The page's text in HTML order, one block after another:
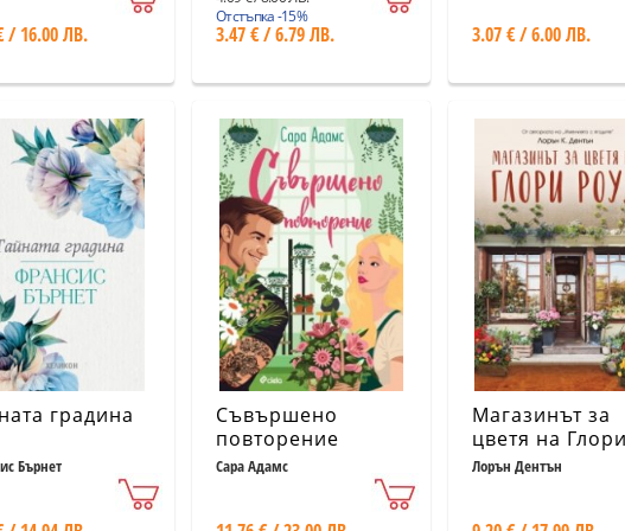
/ 16.00 ЛВ.
Отстъпка -15%
3.47 € / 6.79 ЛВ. 3.07 € / 6.00 ЛВ.
градина
Бърнет
Съвършено
повторение
Сара Адамс
Магазинът за
цветя на Глори
Роуд
Лорън Дентън